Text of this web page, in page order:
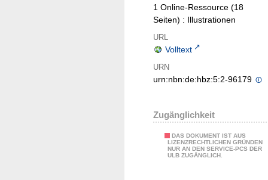
1 Online-Ressource (18
Seiten) : Illustrationen
URL
Volltext
URN
urn:nbn:de:hbz:5:2-96179
Zugänglichkeit
DAS DOKUMENT IST AUS
LIZENZRECHTLICHEN GRÜNDEN
NUR AN DEN SERVICE-PCS DER
ULB ZUGÄNGLICH.